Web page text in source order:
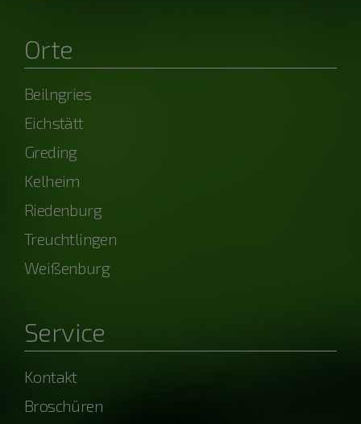
Orte
Beilngries
Eichstätt
Greding
Kelheim
Riedenburg
Treuchtlingen
Weißenburg
Service
Kontakt
Broschüren